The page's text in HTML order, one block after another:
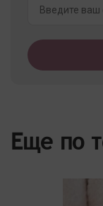
Еще по